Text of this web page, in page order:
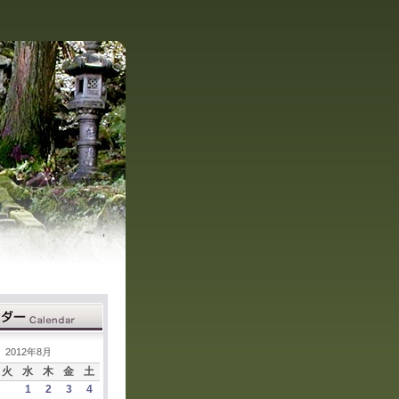
2012年8月
火 水 木 金
土
1
2 3 4